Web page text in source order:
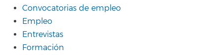
Convocatorias de empleo
Empleo
Entrevistas
Formación